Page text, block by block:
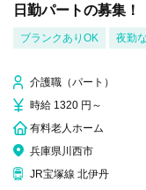
日勤パートの募集！
ブランクありOK 夜勤
介護職（パート）
時給 1320 円～
有料老人ホーム
兵庫県川西市
JR宝塚線 北伊丹